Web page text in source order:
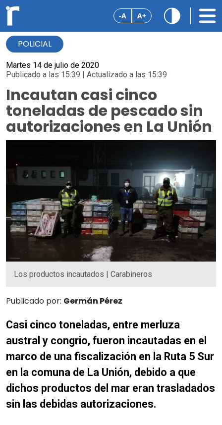
-A A+
POLICIAL
Martes 14 de julio de 2020
Publicado a las 15:39 | Actualizado a las 15:39
Incautan casi cinco
toneladas de pescado sin
autorizaciones en La Unión
Los productos incautados | Carabineros
Publicado por: Germán Pérez
Casi cinco toneladas, entre merluza
austral y congrio, fueron incautadas en el
marco de una fiscalización en la Ruta 5 Sur
en la comuna de La Unión, debido a que
dichos productos del mar eran trasladados
sin las debidas autorizaciones.